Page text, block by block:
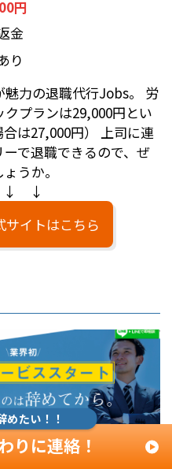
円
金
り
力の退職代行Jobs。 労
プランは29,000円とい
は27,000円） 上司に連
で退職できるので、ぜ
うか。
↓
イトはこちら
めたい！！
りに連絡！